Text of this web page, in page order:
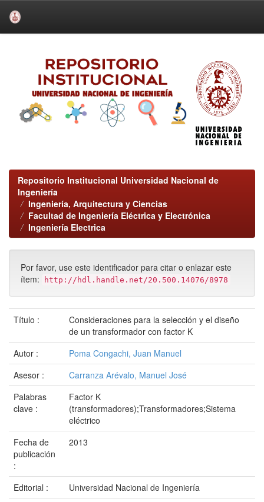
Repositorio Institucional Universidad Nacional de
Ingeniería
Ingeniería, Arquitectura y Ciencias
Facultad de Ingeniería Eléctrica y Electrónica
Ingeniería Electrica
Por favor, use este identificador para citar o enlazar este
ítem:
http://hdl.handle.net/20.500.14076/8978
Título :
Consideraciones para la selección y el diseño
de un transformador con factor K
Autor :
Poma Congachi, Juan Manuel
Asesor :
Carranza Arévalo, Manuel José
Palabras
clave :
Factor K
(transformadores);Transformadores;Sistema
eléctrico
Fecha de
publicación
:
2013
Editorial :
Universidad Nacional de Ingeniería